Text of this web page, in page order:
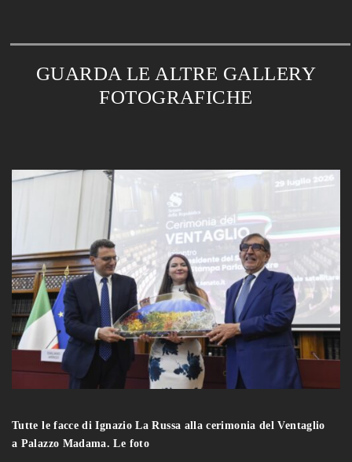
GUARDA LE ALTRE GALLERY
FOTOGRAFICHE
Tutte le facce di Ignazio La Russa alla cerimonia del Ventaglio
a Palazzo Madama. Le foto